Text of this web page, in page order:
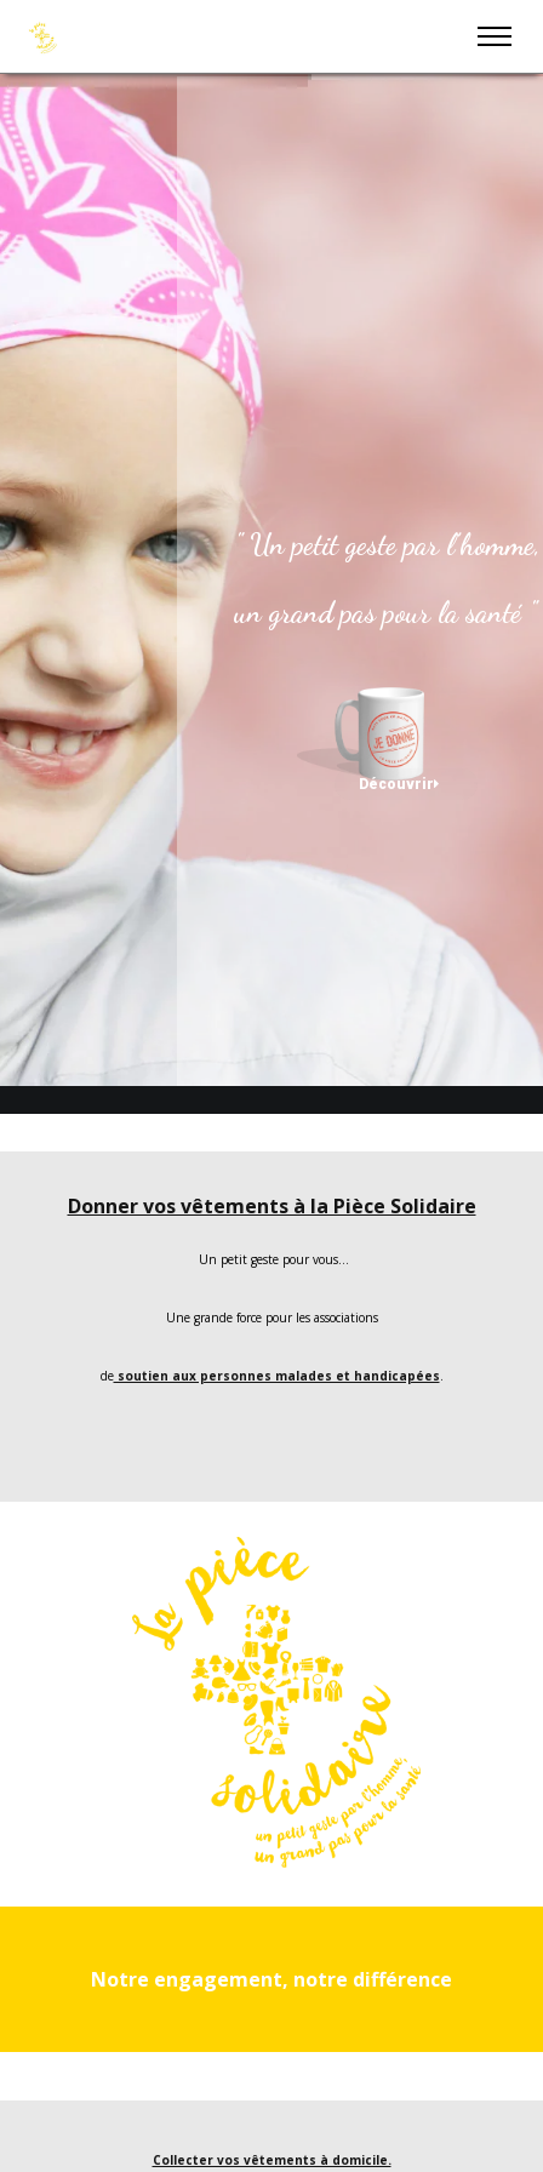
" Un petit geste par l’homme,
un grand pas pour la santé "
Découvrir
Donner vos vêtements à la Pièce Solidaire
Un petit geste pour vous…
Une grande force pour les associations
desoutien aux personnes malades et handicapées.
Notre engagement, notre différence
Collecter vos vêtements à domicile.